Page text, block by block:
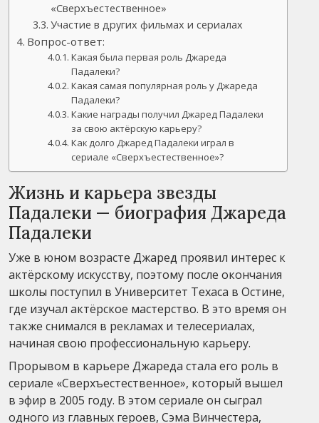
«Сверхъестественное»
Участие в других фильмах и сериалах
Вопрос-ответ:
Какая была первая роль Джареда
Падалеки?
Какая самая популярная роль у Джареда
Падалеки?
Какие награды получил Джаред Падалеки
за свою актёрскую карьеру?
Как долго Джаред Падалеки играл в
сериале «Сверхъестественное»?
Жизнь и карьера звезды
Падалеки — биография Джареда
Падалеки
Уже в юном возрасте Джаред проявил интерес к
актёрскому искусству, поэтому после окончания
школы поступил в Университет Техаса в Остине,
где изучал актёрское мастерство. В это время он
также снимался в рекламах и телесериалах,
начиная свою профессиональную карьеру.
Прорывом в карьере Джареда стала его роль в
сериале «Сверхъестественное», который вышел
в эфир в 2005 году. В этом сериале он сыграл
одного из главных героев, Сэма Винчестера,